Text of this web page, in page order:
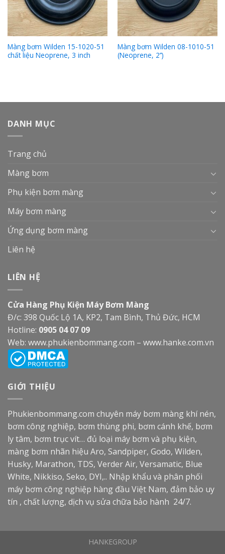
Màng bơm Wilden 15-1020-51
chất liệu Neoprene, 3 inch
Màng bơm Wilden 08-1010-51
(Neoprene, 2’’)
DANH MỤC
Trang chủ
Màng bơm
Phụ kiện bơm màng
Máy bơm màng
Ứng dụng bơm màng
Liên hệ
LIÊN HỆ
Cửa Hàng Phụ Kiện Máy Bơm Màng
Đ/c: 398 Quốc Lộ 1A, KP2, Tam Bình, Thủ Đức, HCM
Hotline: 0905 04 07 09
Web: www.phukienbommang.com – www.hanke.com.vn
GIỚI THIỆU
Phukienbommang.com chuyên máy bơm màng khí nén,
bơm công nghiệp, bơm thùng phi, bơm cánh khế, bơm
ly tâm, bơm trục vít… đủ loại máy bơm và phụ kiện,
màng bơm nhãn hiệu Aro, Sandpiper, Godo, Wilden,
Husky, Marathon, TDS, Verder Air, Versamatic, Blue
White, Nikkiso, Seko, DYI,.. Nhập khẩu và phân phối
máy bơm công nghiệp hàng đầu Việt Nam, đảm bảo uy
tín , chất lượng, dịch vụ sửa chữa bảo hành 24/7.
HANKEGROUP